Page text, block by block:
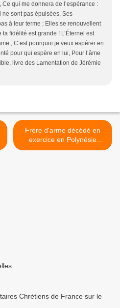
qui me donnera de l’espérance :
ne sont pas épuisées, Ses
à leur terme ; Elles se renouvellent
fidélité est grande ! L’Éternel est
; C’est pourquoi je veux espérer en
pour qui espère en lui, Pour l’âme
livre des Lamentation de Jérémie
Frère d'arme décédé en
exercice en Polynésie
française >
Chrétiens de France sur le